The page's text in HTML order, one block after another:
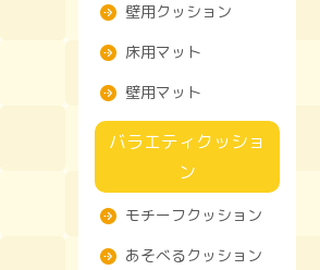
壁用クッション
床用マット
壁用マット
バラエティクッショ
ン
モチーフクッション
あそべるクッション